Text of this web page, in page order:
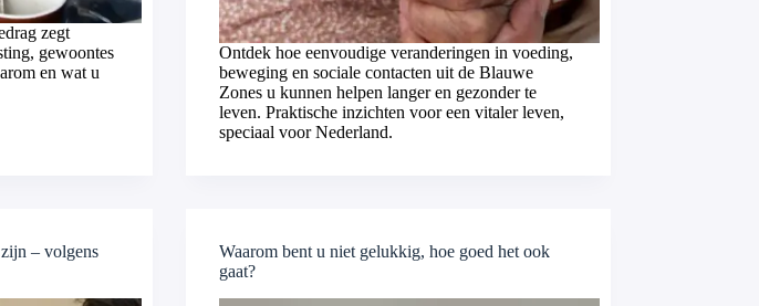
zegt
gewoontes
en wat u
Ontdek hoe eenvoudige veranderingen in voeding,
beweging en sociale contacten uit de Blauwe
Zones u kunnen helpen langer en gezonder te
leven. Praktische inzichten voor een vitaler leven,
speciaal voor Nederland.
– volgens
Waarom bent u niet gelukkig, hoe goed het ook
gaat?